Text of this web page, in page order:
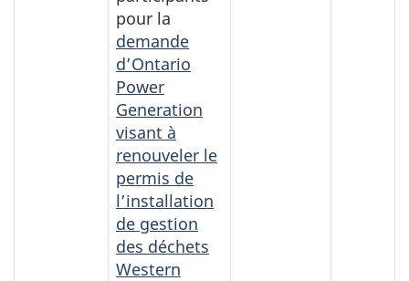
pour la
demande
d’Ontario
Power
Generation
visant à
renouveler le
permis de
l’installation
de gestion
des déchets
Western